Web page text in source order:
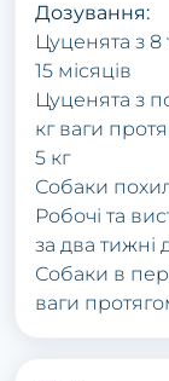
Дозування:
Цуценята з 8
15 місяців
Цуценята з
кг ваги
5 кг
Собаки
Робочі та
за два тижні
Собаки в
ваги